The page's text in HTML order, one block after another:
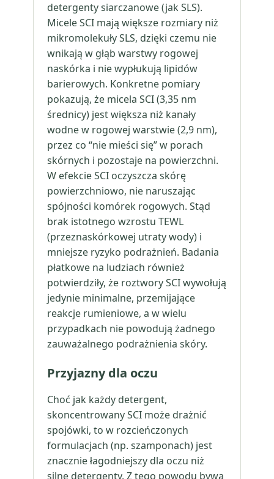
detergenty siarczanowe (jak SLS).
Micele SCI mają większe rozmiary niż
mikromolekuły SLS, dzięki czemu nie
wnikają w głąb warstwy rogowej
naskórka i nie wypłukują lipidów
barierowych. Konkretne pomiary
pokazują, że micela SCI (3,35 nm
średnicy) jest większa niż kanały
wodne w rogowej warstwie (2,9 nm),
przez co “nie mieści się” w porach
skórnych i pozostaje na powierzchni.
W efekcie SCI oczyszcza skórę
powierzchniowo, nie naruszając
spójności komórek rogowych. Stąd
brak istotnego wzrostu TEWL
(przeznaskórkowej utraty wody) i
mniejsze ryzyko podrażnień. Badania
płatkowe na ludziach również
potwierdziły, że roztwory SCI wywołują
jedynie minimalne, przemijające
reakcje rumieniowe, a w wielu
przypadkach nie powodują żadnego
zauważalnego podrażnienia skóry.
Przyjazny dla oczu
Choć jak każdy detergent,
skoncentrowany SCI może drażnić
spojówki, to w rozcieńczonych
formulacjach (np. szamponach) jest
znacznie łagodniejszy dla oczu niż
silne detergenty. Z tego powodu bywa